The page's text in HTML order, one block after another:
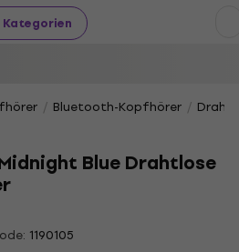
Kategorien
Bluetooth-Kopfhörer
Blue Drahtlose
1190105